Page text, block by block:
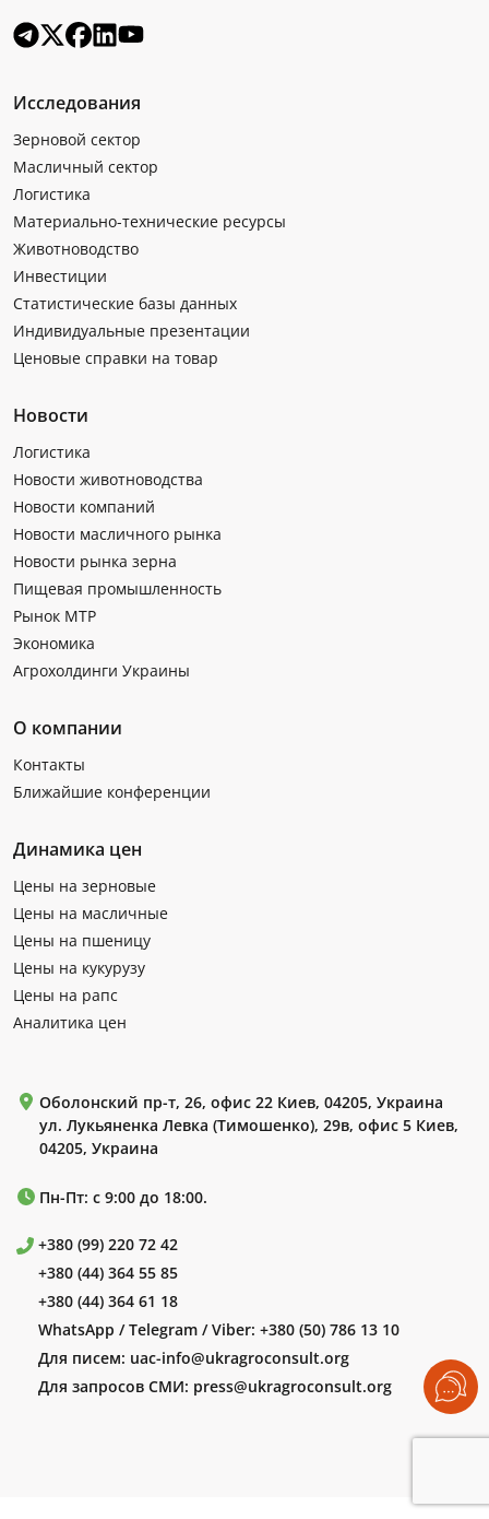
Исследования
Зерновой сектор
Масличный сектор
Логистика
Материально-технические ресурсы
Животноводство
Инвестиции
Статистические базы данных
Индивидуальные презентации
Ценовые справки на товар
Новости
Логистика
Новости животноводства
Новости компаний
Новости масличного рынка
Новости рынка зерна
Пищевая промышленность
Рынок МТР
Экономика
Агрохолдинги Украины
О компании
Контакты
Ближайшие конференции
Динамика цен
Цены на зерновые
Цены на масличные
Цены на пшеницу
Цены на кукурузу
Цены на рапс
Аналитика цен
Оболонский пр-т, 26, офис 22 Киев, 04205, Украина
ул. Лукьяненка Левка (Тимошенко), 29в, офис 5 Киев,
04205, Украина
Пн-Пт: с 9:00 до 18:00.
+380 (99) 220 72 42
+380 (44) 364 55 85
+380 (44) 364 61 18
WhatsApp / Telegram / Viber: +380 (50) 786 13 10
Для писем: uac-info@ukragroconsult.org
Для запросов СМИ: press@ukragroconsult.org